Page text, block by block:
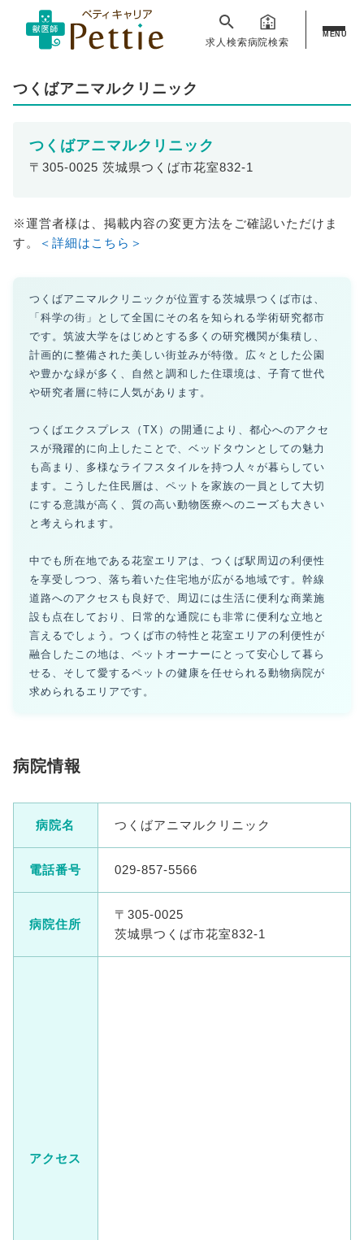
求人検索病院検索
MENU
つくばアニマルクリニック
つくばアニマルクリニック
〒305-0025 茨城県つくば市花室832-1
※運営者様は、掲載内容の変更方法をご確認いただけま
す。
＜詳細はこちら＞
つくばアニマルクリニックが位置する茨城県つくば市は、
「科学の街」として全国にその名を知られる学術研究都市
です。筑波大学をはじめとする多くの研究機関が集積し、
計画的に整備された美しい街並みが特徴。広々とした公園
や豊かな緑が多く、自然と調和した住環境は、子育て世代
や研究者層に特に人気があります。
つくばエクスプレス（TX）の開通により、都心へのアクセ
スが飛躍的に向上したことで、ベッドタウンとしての魅力
も高まり、多様なライフスタイルを持つ人々が暮らしてい
ます。こうした住民層は、ペットを家族の一員として大切
にする意識が高く、質の高い動物医療へのニーズも大きい
と考えられます。
中でも所在地である花室エリアは、つくば駅周辺の利便性
を享受しつつ、落ち着いた住宅地が広がる地域です。幹線
道路へのアクセスも良好で、周辺には生活に便利な商業施
設も点在しており、日常的な通院にも非常に便利な立地と
言えるでしょう。つくば市の特性と花室エリアの利便性が
融合したこの地は、ペットオーナーにとって安心して暮ら
せる、そして愛するペットの健康を任せられる動物病院が
求められるエリアです。
病院情報
病院名 つくばアニマルクリニック
電話番号 029-857-5566
病院住所
〒305-0025
茨城県つくば市花室832-1
アクセス